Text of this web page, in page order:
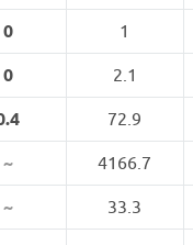
0 1
0 2.1
72.9
~ 4166.7
~ 33.3